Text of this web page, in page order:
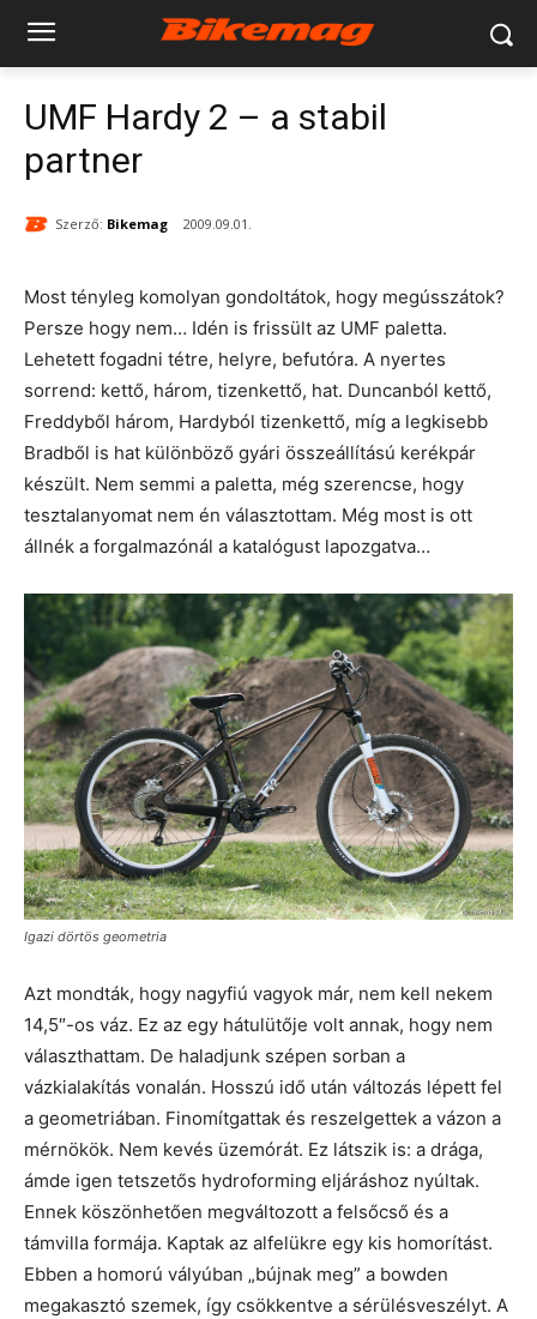
UMF Hardy 2 – a stabil
partner
Szerző: Bikemag 2009.09.01.
Most tényleg komolyan gondoltátok, hogy megússzátok?
Persze hogy nem… Idén is frissült az UMF paletta.
Lehetett fogadni tétre, helyre, befutóra. A nyertes
sorrend: kettő, három, tizenkettő, hat. Duncanból kettő,
Freddyből három, Hardyból tizenkettő, míg a legkisebb
Bradből is hat különböző gyári összeállítású kerékpár
készült. Nem semmi a paletta, még szerencse, hogy
tesztalanyomat nem én választottam. Még most is ott
állnék a forgalmazónál a katalógust lapozgatva…
Igazi dörtös geometria
Azt mondták, hogy nagyfiú vagyok már, nem kell nekem
14,5″-os váz. Ez az egy hátulütője volt annak, hogy nem
választhattam. De haladjunk szépen sorban a
vázkialakítás vonalán. Hosszú idő után változás lépett fel
a geometriában. Finomítgattak és reszelgettek a vázon a
mérnökök. Nem kevés üzemórát. Ez látszik is: a drága,
ámde igen tetszetős hydroforming eljáráshoz nyúltak.
Ennek köszönhetően megváltozott a felsőcső és a
támvilla formája. Kaptak az alfelükre egy kis homorítást.
Ebben a homorú vályúban „bújnak meg” a bowden
megakasztó szemek, így csökkentve a sérülésveszélyt. A